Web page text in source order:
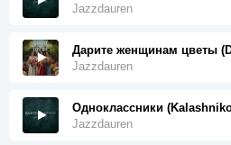
Jazzdauren
Дарите женщинам цветы
Jazzdauren
Одноклассники
Jazzdauren